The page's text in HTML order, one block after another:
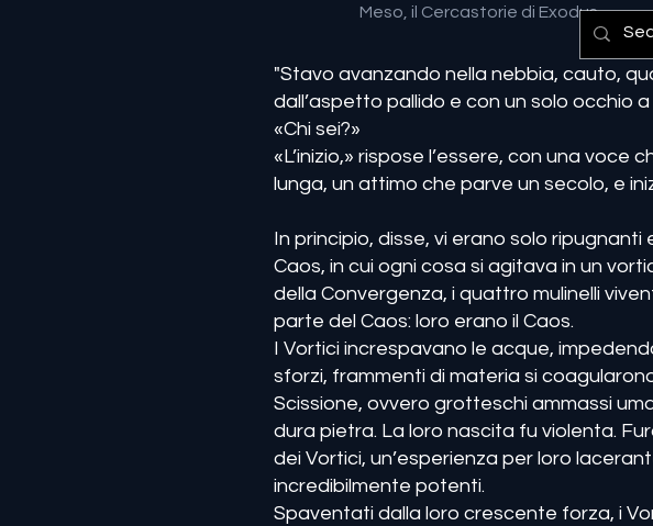
Meso, il Cercastorie di Exodus
"Stavo avanzando nella nebbia, cauto,
dall’aspetto pallido e con un solo occhio
«Chi sei?»
«L’inizio,» rispose l’essere, con una
lunga, un attimo che parve un secolo, e
In principio, disse, vi erano solo
Caos, in cui ogni cosa si agitava in un
della Convergenza, i quattro mulinelli
parte del Caos: loro erano il Caos.
I Vortici increspavano le acque,
sforzi, frammenti di materia si
Scissione, ovvero grotteschi ammassi
dura pietra. La loro nascita fu violenta.
dei Vortici, un’esperienza per loro
incredibilmente potenti.
Spaventati dalla loro crescente forza, i